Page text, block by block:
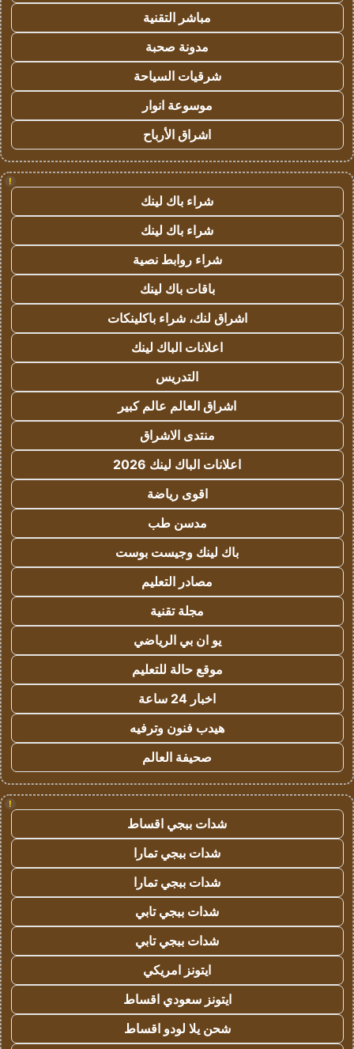
مباشر التقنية
مدونة صحبة
شرقيات السياحة
موسوعة انوار
اشراق الأرباح
!
شراء باك لينك
شراء باك لينك
شراء روابط نصية
باقات باك لينك
اشراق لنك، شراء باكلينكات
اعلانات الباك لينك
التدريس
اشراق العالم عالم كبير
منتدى الاشراق
اعلانات الباك لينك 2026
اقوى رياضة
مدسن طب
باك لينك وجيست بوست
مصادر التعليم
مجلة تقنية
يو ان بي الرياضي
موقع حالة للتعليم
اخبار 24 ساعة
هيدب فنون وترفيه
صحيفة العالم
!
شدات ببجي اقساط
شدات ببجي تمارا
شدات ببجي تمارا
شدات ببجي تابي
شدات ببجي تابي
ايتونز امريكي
ايتونز سعودي اقساط
شحن يلا لودو اقساط